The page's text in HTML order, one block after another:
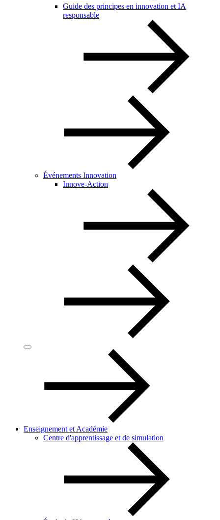
Guide des principes en innovation et IA
responsable
Événements Innovation
Innove-Action
Enseignement et Académie
Centre d'apprentissage et de simulation